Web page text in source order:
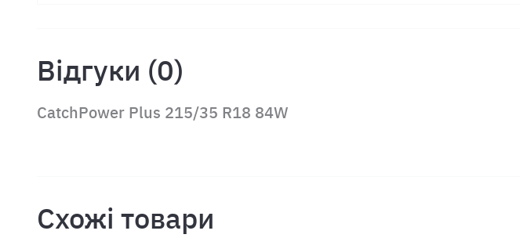
Відгуки (0)
CatchPower Plus 215/35 R18 84W
Схожі товари